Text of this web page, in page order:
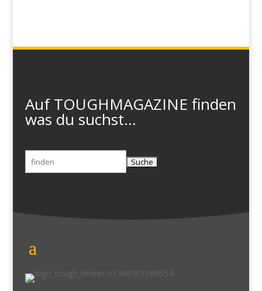
Auf TOUGHMAGAZINE finden
was du suchst...
Suchen
nach: